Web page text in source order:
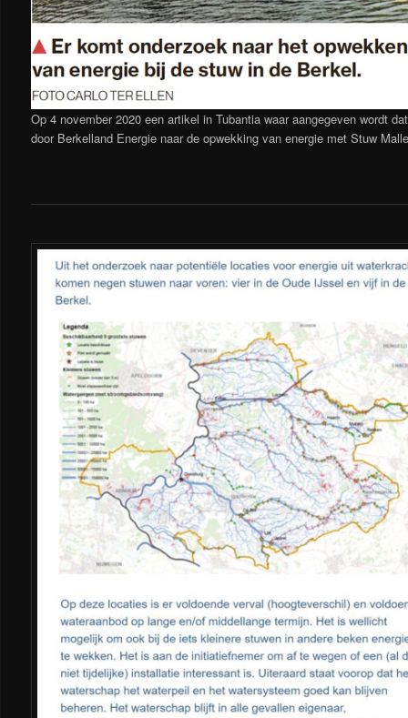
Op 4 november 2020 een artikel in Tubantia waar aangegeven wordt
door Berkelland Energie naar de opwekking van energie met Stuw